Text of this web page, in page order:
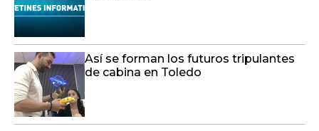
Así se forman los futuros tripulantes
de cabina en Toledo